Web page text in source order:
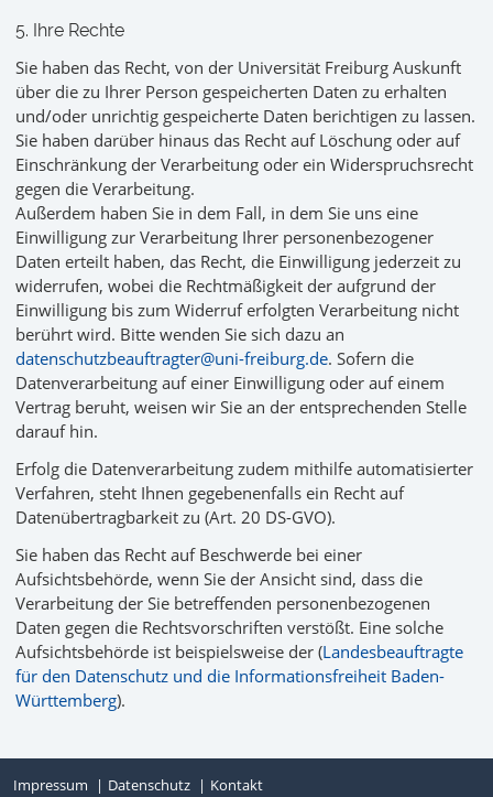
5. Ihre Rechte
Sie haben das Recht, von der Universität Freiburg Auskunft
über die zu Ihrer Person gespeicherten Daten zu erhalten
und/oder unrichtig gespeicherte Daten berichtigen zu lassen.
Sie haben darüber hinaus das Recht auf Löschung oder auf
Einschränkung der Verarbeitung oder ein Widerspruchsrecht
gegen die Verarbeitung.
Außerdem haben Sie in dem Fall, in dem Sie uns eine
Einwilligung zur Verarbeitung Ihrer personenbezogener
Daten erteilt haben, das Recht, die Einwilligung jederzeit zu
widerrufen, wobei die Rechtmäßigkeit der aufgrund der
Einwilligung bis zum Widerruf erfolgten Verarbeitung nicht
berührt wird. Bitte wenden Sie sich dazu an
datenschutzbeauftragter@uni-freiburg.de. Sofern die
Datenverarbeitung auf einer Einwilligung oder auf einem
Vertrag beruht, weisen wir Sie an der entsprechenden Stelle
darauf hin.
Erfolg die Datenverarbeitung zudem mithilfe automatisierter
Verfahren, steht Ihnen gegebenenfalls ein Recht auf
Datenübertragbarkeit zu (Art. 20 DS-GVO).
Sie haben das Recht auf Beschwerde bei einer
Aufsichtsbehörde, wenn Sie der Ansicht sind, dass die
Verarbeitung der Sie betreffenden personenbezogenen
Daten gegen die Rechtsvorschriften verstößt. Eine solche
Aufsichtsbehörde ist beispielsweise der (Landesbeauftragte
für den Datenschutz und die Informationsfreiheit Baden-
Württemberg).
Impressum Datenschutz Kontakt